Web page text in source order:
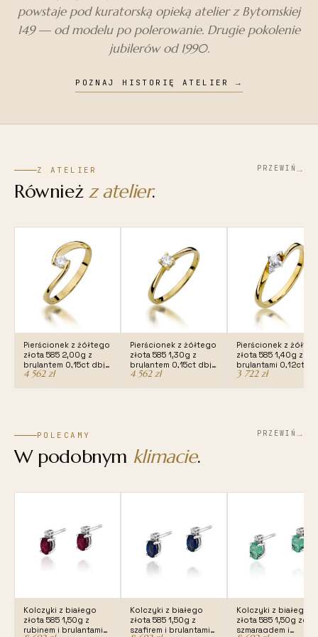
powstaje pod kuratorską opieką atelier z Bytomskiej
149 — od modelu po polerowanie. Drugie pokolenie
jubilerów od 1990.
POZNAJ HISTORIĘ ATELIER→
Z ATELIER
Również z atelier.
PRZEWIŃ →
Pierścionek z żółtego
złota 585 2,00g z
brylantem 0,15ct dbj-
366
4 562zł
Pierścionek z żółtego
złota 585 1,30g z
brylantem 0,15ct dbj-
367
4 562zł
Pierścionek z
złota 585 1,40g z
brylantami 0,12ct
346
3 722zł
POLECAMY
W podobnym klimacie.
PRZEWIŃ →
Kolczyki z białego
złota 585 1,50g z
rubinem i brylantami
Kolczyki z białego
złota 585 1,50g z
szafirem i brylantami
Kolczyki z białego
złota 585 1,50g ze
szmaragdem i